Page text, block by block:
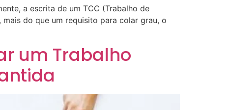
a escrita de um TCC (Trabalho de
do que um requisito para colar grau, o
um Trabalho